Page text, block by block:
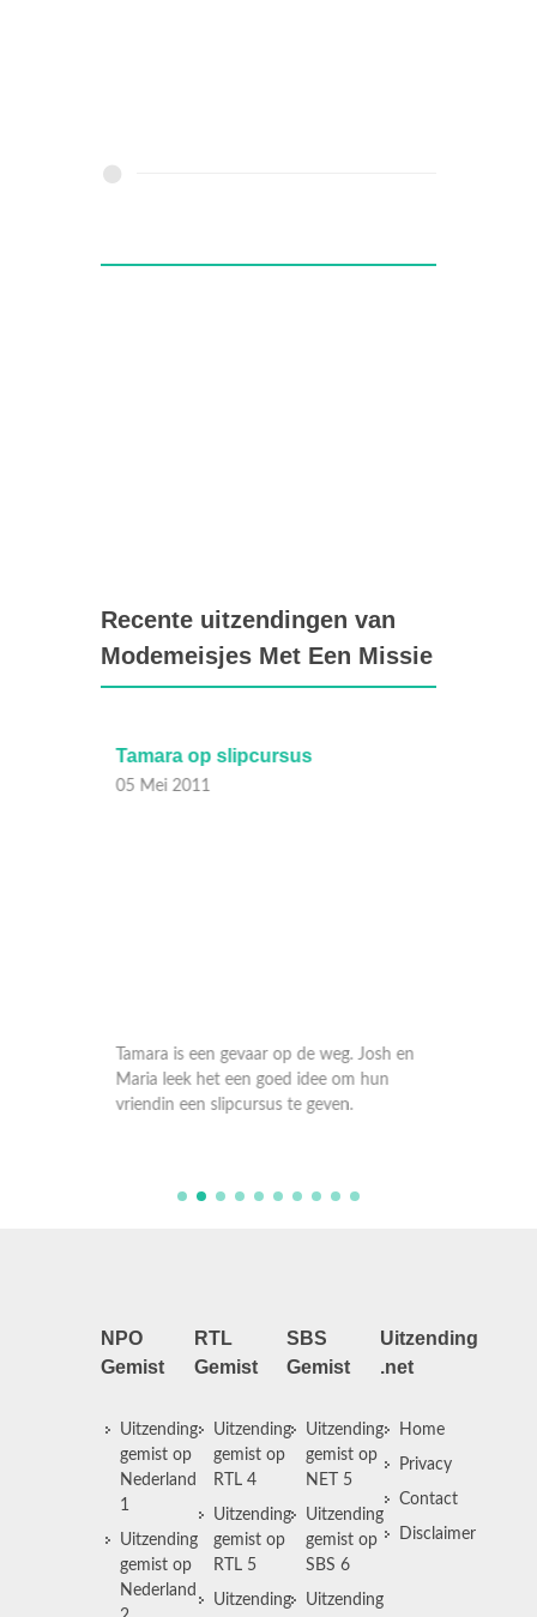
Recente uitzendingen van
Modemeisjes Met Een Missie
Tamara op slipcursus
05 Mei 2011
Tamara is een gevaar op de weg. Josh en
Maria leek het een goed idee om hun
vriendin een slipcursus te geven.
NPO
Gemist
Uitzending
gemist op
Nederland
1
Uitzending
gemist op
Nederland
RTL
Gemist
Uitzending
gemist op
RTL 4
Uitzending
gemist op
RTL 5
Uitzending
SBS
Gemist
Uitzending
gemist op
NET 5
Uitzending
gemist op
SBS 6
Uitzending
Uitzending
.net
Home
Privacy
Contact
Disclaimer